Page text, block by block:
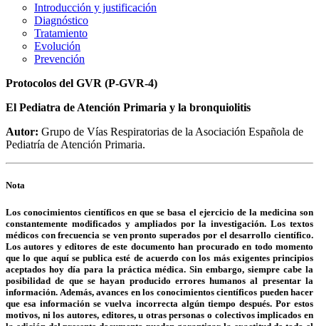
Introducción y justificación
Diagnóstico
Tratamiento
Evolución
Prevención
Protocolos del GVR (P-GVR-4)
El Pediatra de Atención Primaria y la bronquiolitis
Autor: Grupo de Vías Respiratorias de la Asociación Española de
Pediatría de Atención Primaria.
Nota
Los conocimientos científicos en que se basa el ejercicio de la medicina son
constantemente modificados y ampliados por la investigación. Los textos
médicos con frecuencia se ven pronto superados por el desarrollo científico.
Los autores y editores de este documento han procurado en todo momento
que lo que aquí se publica esté de acuerdo con los más exigentes principios
aceptados hoy día para la práctica médica. Sin embargo, siempre cabe la
posibilidad de que se hayan producido errores humanos al presentar la
información. Además, avances en los conocimientos científicos pueden hacer
que esa información se vuelva incorrecta algún tiempo después. Por estos
motivos, ni los autores, editores, u otras personas o colectivos implicados en